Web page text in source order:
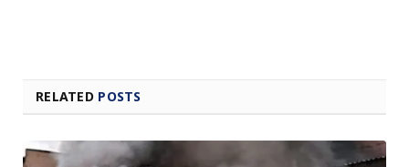
RELATED POSTS